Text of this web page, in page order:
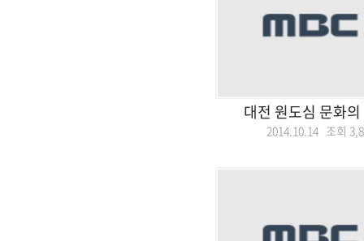
대전 원도심 문화
2014.10.14 조회